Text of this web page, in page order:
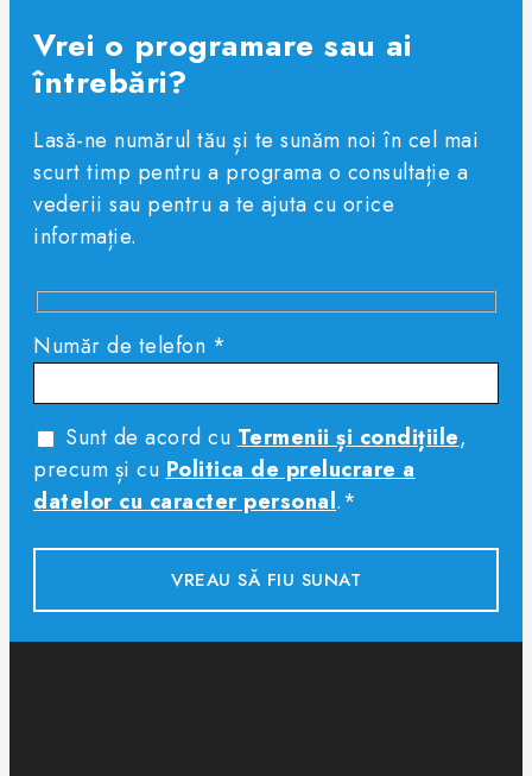
Vrei o programare sau ai
întrebări?
Lasă-ne numărul tău și te sunăm noi în cel mai
scurt timp pentru a programa o consultație a
vederii sau pentru a te ajuta cu orice
informație.
Număr de telefon *
Sunt de acord cu Termenii și condițiile,
precum și cu Politica de prelucrare a
datelor cu caracter personal.*